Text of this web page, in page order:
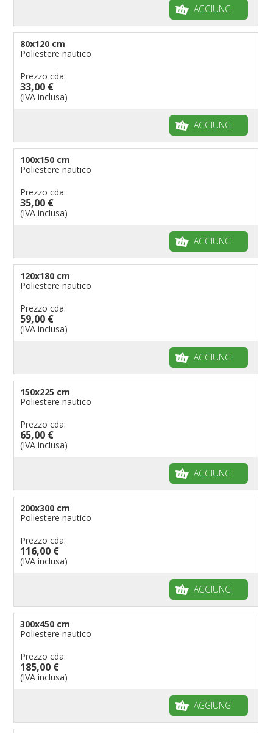
AGGIUNGI
80x120 cm
Poliestere nautico
Prezzo cda:
33,00 €
(IVA inclusa)
AGGIUNGI
100x150 cm
Poliestere nautico
Prezzo cda:
35,00 €
(IVA inclusa)
AGGIUNGI
120x180 cm
Poliestere nautico
Prezzo cda:
59,00 €
(IVA inclusa)
AGGIUNGI
150x225 cm
Poliestere nautico
Prezzo cda:
65,00 €
(IVA inclusa)
AGGIUNGI
200x300 cm
Poliestere nautico
Prezzo cda:
116,00 €
(IVA inclusa)
AGGIUNGI
300x450 cm
Poliestere nautico
Prezzo cda:
185,00 €
(IVA inclusa)
AGGIUNGI